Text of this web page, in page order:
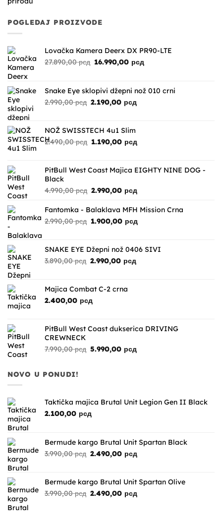
POGLEDAJ PROIZVODE
Lovačka Kamera Deerx DX PR90-LTE
27.890,00рсд Originalna
bila:
27.890,00 рсд.
16.990,00 рсдTrenutna
16.990,00 рсд.
Snake Eye sklopivi džepni nož 010 crni
2.990,00рсд Originalna
bila:
2.990,00 рсд.
2.190,00 рсдTrenutna
NOŽ SWISSTECH 4u1 Slim
2.490,00рсд Originalna
bila:
2.490,00 рсд.
1.190,00 рсдTrenutna
1.190,00 рсд.
PitBull West Coast Majica EIGHTY NINE DOG -
Black
4.990,00рсд Originalna
je
bila:
4.990,00 рсд.
2.990,00 рсдTrenutna
je:
Fantomka - Balaklava MFH Mission Crna
2.990,00рсд Originalna
bila:
2.990,00 рсд.
1.900,00 рсдTrenutna
1.900,00 рсд.
SNAKE EYE Džepni nož 0406 SIVI
3.890,00рсд Originalna
bila:
2.990,00 рсдTrenutna
Majica Combat C-2 crna
2.400,00 рсд
PitBull West Coast dukserica DRIVING
CREWNECK
7.990,00рсд Originalna
5.990,00 рсдTrenutna
NOVO U PONUDI!
Taktička majica Brutal Unit Legion Gen II Black
2.100,00 рсд
Bermude kargo Brutal Unit Spartan Black
3.990,00рсд Originalna
bila:
3.990,00 рсд.
2.490,00 рсдTrenutna
2.490,00 рсд.
Bermude kargo Brutal Unit Spartan Olive
3.990,00рсд Originalna
2.490,00 рсдTrenutna